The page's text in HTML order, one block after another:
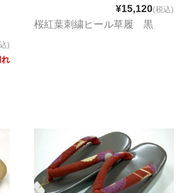
)
¥15,120(税込)
桜紅葉刺繍ヒール草履 黒